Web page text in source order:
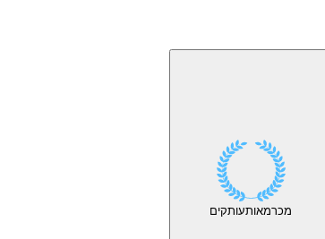
מכרמאותעותקים